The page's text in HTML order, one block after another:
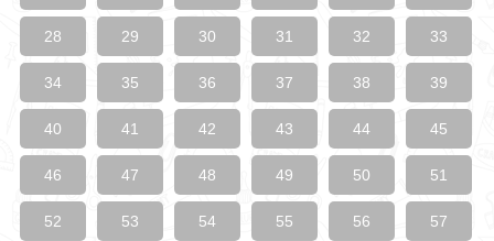
28 29 30 31 32 33
34 35 36 37 38 39
40 41 42 43 44 45
46 47 48 49 50 51
52 53 54 55 56 57